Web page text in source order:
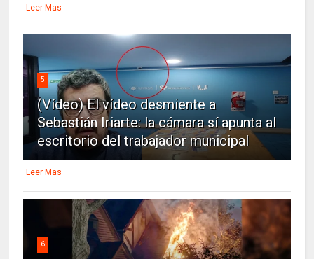
Leer Mas
5
(Vídeo) El vídeo desmiente a
Sebastián Iriarte: la cámara sí apunta al
escritorio del trabajador municipal
Leer Mas
6